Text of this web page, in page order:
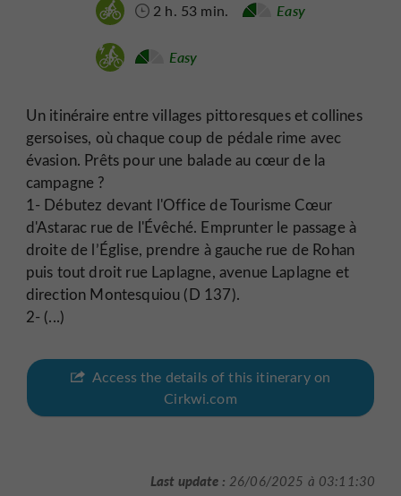
2 h. 53 min. Easy
Easy
Un itinéraire entre villages pittoresques et collines
gersoises, où chaque coup de pédale rime avec
évasion. Prêts pour une balade au cœur de la
campagne ?
1- Débutez devant l'Office de Tourisme Cœur
d'Astarac rue de l'Évêché. Emprunter le passage à
droite de l’Église, prendre à gauche rue de Rohan
puis tout droit rue Laplagne, avenue Laplagne et
direction Montesquiou (D 137).
2- (...)
Access the details of this itinerary on
Cirkwi.com
Last update : 26/06/2025 à 03:11:30